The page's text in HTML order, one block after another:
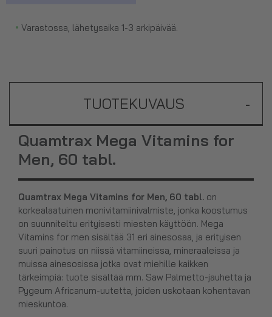
• Varastossa, lähetysaika 1-3 arkipäivää.
TUOTEKUVAUS -
Quamtrax Mega Vitamins for
Men, 60 tabl.
Quamtrax Mega Vitamins for Men, 60 tabl. on
korkealaatuinen monivitamiinivalmiste, jonka koostumus
on suunniteltu erityisesti miesten käyttöön. Mega
Vitamins for men sisältää 31 eri ainesosaa, ja erityisen
suuri painotus on niissä vitamiineissa, mineraaleissa ja
muissa ainesosissa jotka ovat miehille kaikken
tärkeimpiä: tuote sisältää mm. Saw Palmetto-jauhetta ja
Pygeum Africanum-uutetta, joiden uskotaan kohentavan
mieskuntoa.